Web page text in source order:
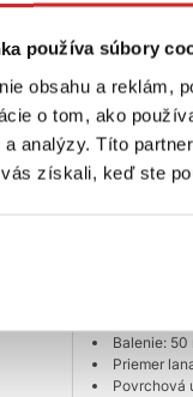
používa súbory
obsahu a reklám,
o tom, ako
a analýzy. Títo
získali, keď ste
EU SELECT
Balenie: 50
Priemer
Povrchová